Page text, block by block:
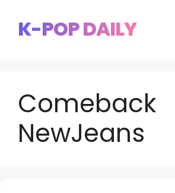
contenido
K-POP DAILY
Comeback
NewJeans